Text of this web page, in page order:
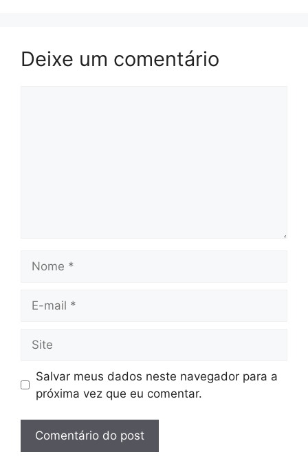
Deixe um comentário
mail
Salvar meus dados neste navegador para a
próxima vez que eu comentar.